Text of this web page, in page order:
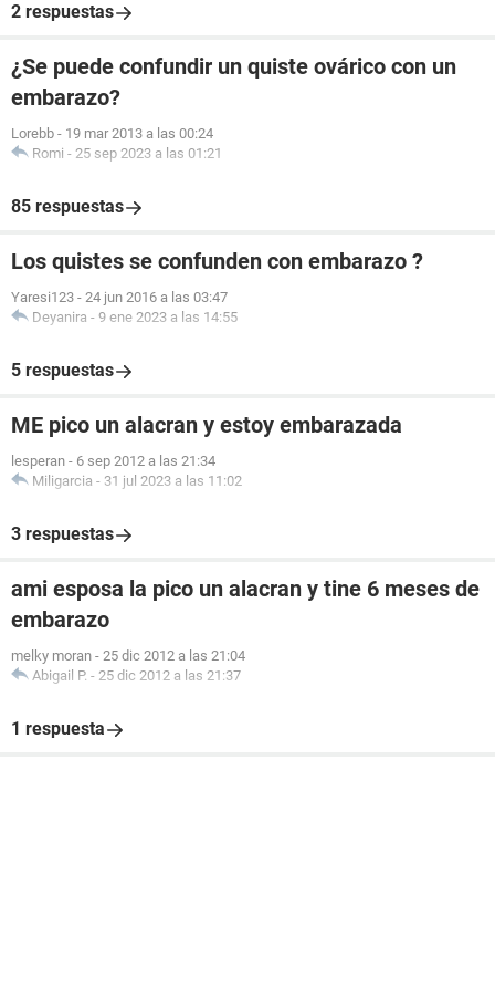
2 respuestas
¿Se puede confundir un quiste ovárico con un
embarazo?
Lorebb - 19 mar 2013 a las 00:24
Romi - 25 sep 2023 a las 01:21
85 respuestas
Los quistes se confunden con embarazo ?
Yaresi123 - 24 jun 2016 a las 03:47
Deyanira - 9 ene 2023 a las 14:55
5 respuestas
ME pico un alacran y estoy embarazada
lesperan - 6 sep 2012 a las 21:34
Miligarcia - 31 jul 2023 a las 11:02
3 respuestas
ami esposa la pico un alacran y tine 6 meses de
embarazo
melky moran - 25 dic 2012 a las 21:04
Abigail P. - 25 dic 2012 a las 21:37
1 respuesta